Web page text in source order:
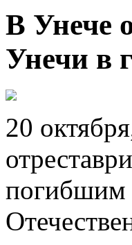
В Унече
Унечи в
20
погибшим